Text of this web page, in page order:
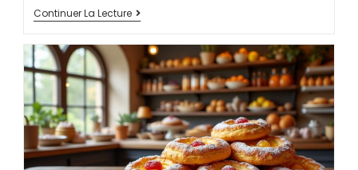
Continuer La Lecture